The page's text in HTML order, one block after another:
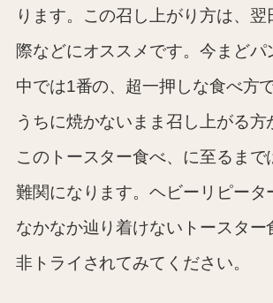
ります。この召し上がり方は、翌
際などにオススメです。今まどパ
中では1番の、超一押しな食べ方
うちに焼かないまま召し上がる方
このトースター食べ、に至るまで
難関になります。ヘビーリピータ
なかなか辿り着けないトースター
非トライされてみてください。